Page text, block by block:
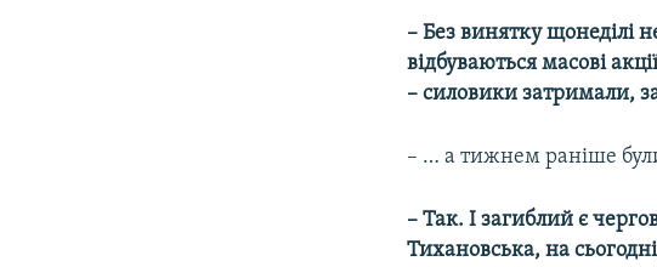
– Без винятку щонеділі
відбуваються масові
– силовики затримали,
– … а тижнем раніше
– Так. І загиблий є
Тихановська, на